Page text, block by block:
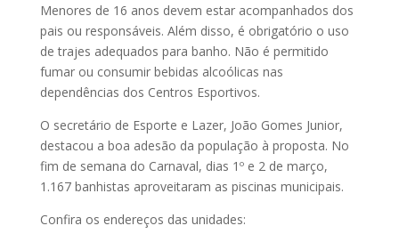
Menores de 16 anos devem estar acompanhados dos
pais ou responsáveis. Além disso, é obrigatório o uso
de trajes adequados para banho. Não é permitido
fumar ou consumir bebidas alcoólicas nas
dependências dos Centros Esportivos.
O secretário de Esporte e Lazer, João Gomes Junior,
destacou a boa adesão da população à proposta. No
fim de semana do Carnaval, dias 1º e 2 de março,
1.167 banhistas aproveitaram as piscinas municipais.
Confira os endereços das unidades: